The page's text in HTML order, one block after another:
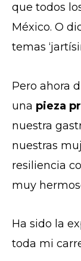
que todos
México. O
temas
Pero ahora
una pieza
nuestra
nuestras
resiliencia
muy
Ha sido la
toda mi